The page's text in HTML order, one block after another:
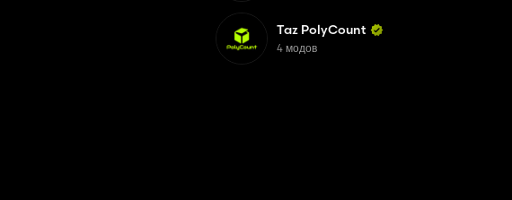
Taz PolyCount
4 модов